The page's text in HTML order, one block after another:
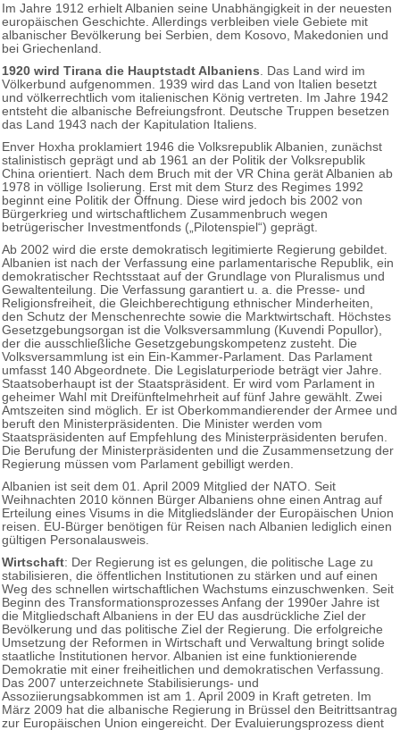
Im Jahre 1912 erhielt Albanien seine Unabhängigkeit in der neuesten
europäischen Geschichte. Allerdings verbleiben viele Gebiete mit
albanischer Bevölkerung bei Serbien, dem Kosovo, Makedonien und
bei Griechenland.
1920 wird Tirana die Hauptstadt Albaniens . Das Land wird im
Völkerbund aufgenommen. 1939 wird das Land von Italien besetzt
und völkerrechtlich vom italienischen König vertreten. Im Jahre 1942
entsteht die albanische Befreiungsfront. Deutsche Truppen besetzen
das Land 1943 nach der Kapitulation Italiens.
Enver Hoxha proklamiert 1946 die Volksrepublik Albanien, zunächst
stalinistisch geprägt und ab 1961 an der Politik der Volksrepublik
China orientiert. Nach dem Bruch mit der VR China gerät Albanien ab
1978 in völlige Isolierung. Erst mit dem Sturz des Regimes 1992
beginnt eine Politik der Öffnung. Diese wird jedoch bis 2002 von
Bürgerkrieg und wirtschaftlichem Zusammenbruch wegen
betrügerischer Investmentfonds („Pilotenspiel“) geprägt.
Ab 2002 wird die erste demokratisch legitimierte Regierung gebildet.
Albanien ist nach der Verfassung eine parlamentarische Republik, ein
demokratischer Rechtsstaat auf der Grundlage von Pluralismus und
Gewaltenteilung. Die Verfassung garantiert u. a. die Presse- und
Religionsfreiheit, die Gleichberechtigung ethnischer Minderheiten,
den Schutz der Menschenrechte sowie die Marktwirtschaft. Höchstes
Gesetzgebungsorgan ist die Volksversammlung (Kuvendi Popullor),
der die ausschließliche Gesetzgebungskompetenz zusteht. Die
Volksversammlung ist ein Ein-Kammer-Parlament. Das Parlament
umfasst 140 Abgeordnete. Die Legislaturperiode beträgt vier Jahre.
Staatsoberhaupt ist der Staatspräsident. Er wird vom Parlament in
geheimer Wahl mit Dreifünftelmehrheit auf fünf Jahre gewählt. Zwei
Amtszeiten sind möglich. Er ist Oberkommandierender der Armee und
beruft den Ministerpräsidenten. Die Minister werden vom
Staatspräsidenten auf Empfehlung des Ministerpräsidenten berufen.
Die Berufung der Ministerpräsidenten und die Zusammensetzung der
Regierung müssen vom Parlament gebilligt werden.
Albanien ist seit dem 01. April 2009 Mitglied der NATO. Seit
Weihnachten 2010 können Bürger Albaniens ohne einen Antrag auf
Erteilung eines Visums in die Mitgliedsländer der Europäischen Union
reisen. EU-Bürger benötigen für Reisen nach Albanien lediglich einen
gültigen Personalausweis.
Wirtschaft: Der Regierung ist es gelungen, die politische Lage zu
stabilisieren, die öffentlichen Institutionen zu stärken und auf einen
Weg des schnellen wirtschaftlichen Wachstums einzuschwenken. Seit
Beginn des Transformationsprozesses Anfang der 1990er Jahre ist
die Mitgliedschaft Albaniens in der EU das ausdrückliche Ziel der
Bevölkerung und das politische Ziel der Regierung. Die erfolgreiche
Umsetzung der Reformen in Wirtschaft und Verwaltung bringt solide
staatliche Institutionen hervor. Albanien ist eine funktionierende
Demokratie mit einer freiheitlichen und demokratischen Verfassung.
Das 2007 unterzeichnete Stabilisierungs- und
Assoziierungsabkommen ist am 1. April 2009 in Kraft getreten. Im
März 2009 hat die albanische Regierung in Brüssel den Beitrittsantrag
zur Europäischen Union eingereicht. Der Evaluierungsprozess dient